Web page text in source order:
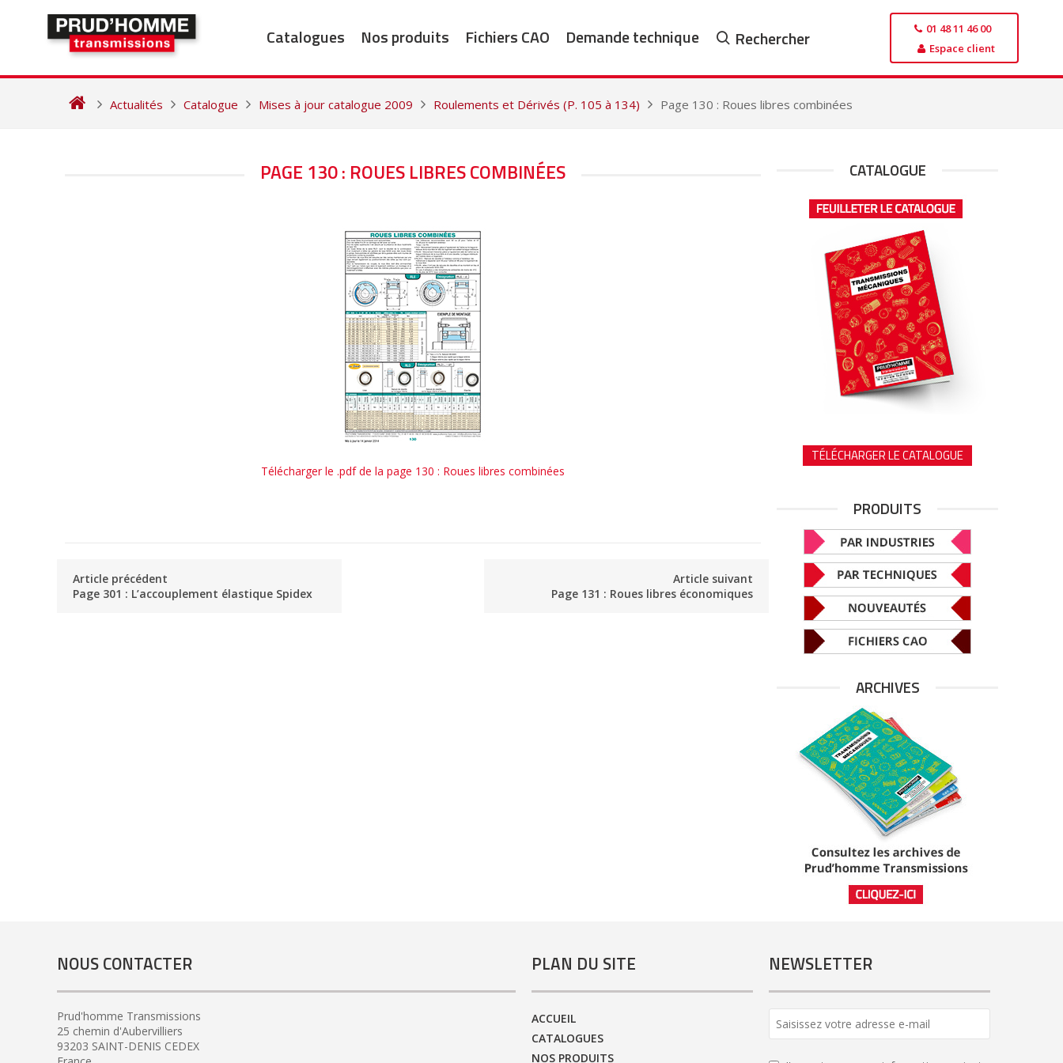
Catalogues Nos produits Fichiers CAO Demande technique Rechercher
01 48 11 46 00
Espace client
Actualités Catalogue Mises à jour catalogue 2009 Roulements et Dérivés (P. 105 à 134) Page 130 : Roues libres combinées
PAGE 130 : ROUES LIBRES COMBINÉES
Télécharger le .pdf de la page 130 : Roues libres combinées
Article précédent
Page 301 : L’accouplement élastique Spidex
Article suivant
Page 131 : Roues libres économiques
CATALOGUE
TÉLÉCHARGER LE CATALOGUE
PRODUITS
ARCHIVES
NOUS CONTACTER
Prud'homme Transmissions
25 chemin d'Aubervilliers
93203 SAINT-DENIS CEDEX
PLAN DU SITE
ACCUEIL
CATALOGUES
NOS PRODUITS
NEWSLETTER